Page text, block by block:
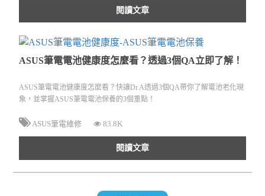
閱讀文章
ASUS筆電電池健康度怎麼看？透過3個QA立即了解！
ASUS筆電電池健康度怎麼看？快讓Dr.A透過3個QA帶你了解電池老化現
象，並掌握ASUS筆電電池保養的3個重點！
ASUS筆電維修 83.8K
閱讀文章